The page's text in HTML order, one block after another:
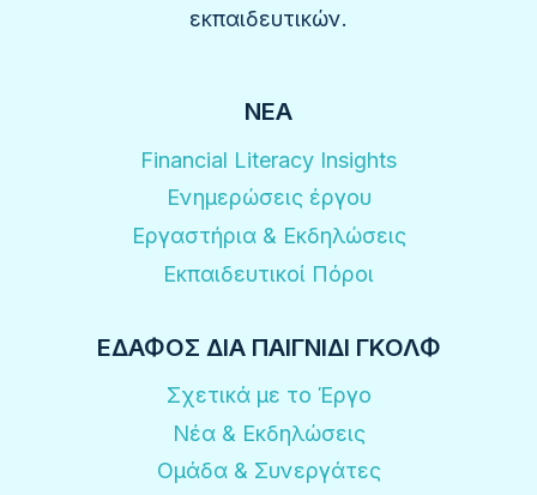
εκπαιδευτικών.
ΝΈΑ
Financial Literacy Insights
Ενημερώσεις έργου
Εργαστήρια & Εκδηλώσεις
Εκπαιδευτικοί Πόροι
ΕΔΑΦΟΣ ΔΙΆ ΠΑΙΓΝΊΔΙ ΓΚΟΛΦ
Σχετικά με το Έργο
Νέα & Εκδηλώσεις
Ομάδα & Συνεργάτες